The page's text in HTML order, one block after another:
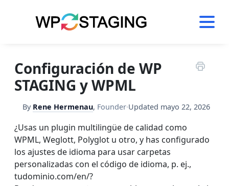
Configuración de WP
STAGING y WPML
By Rene Hermenau, Founder·Updated mayo 22, 2026
¿Usas un plugin multilingüe de calidad como
WPML, Weglott, Polyglot u otro, y has configurado
los ajustes de idioma para usar carpetas
personalizadas con el código de idioma, p. ej.,
tudominio.com/en/?